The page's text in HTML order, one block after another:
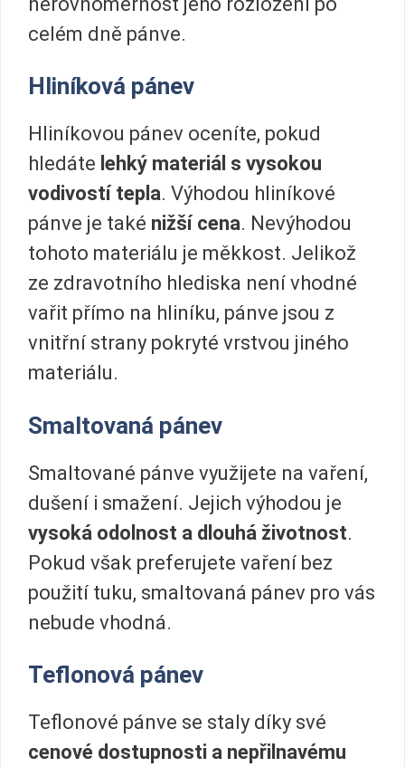
celém dně pánve.
Hliníková pánev
Hliníkovou pánev oceníte, pokud
hledáte lehký materiál s vysokou
vodivostí tepla. Výhodou hliníkové
pánve je také nižší cena. Nevýhodou
tohoto materiálu je měkkost. Jelikož
ze zdravotního hlediska není vhodné
vařit přímo na hliníku, pánve jsou z
vnitřní strany pokryté vrstvou jiného
materiálu.
Smaltovaná pánev
Smaltované pánve využijete na vaření,
dušení i smažení. Jejich výhodou je
vysoká odolnost a dlouhá životnost.
Pokud však preferujete vaření bez
použití tuku, smaltovaná pánev pro vás
nebude vhodná.
Teflonová pánev
Teflonové pánve se staly díky své
cenové dostupnosti a nepřilnavému